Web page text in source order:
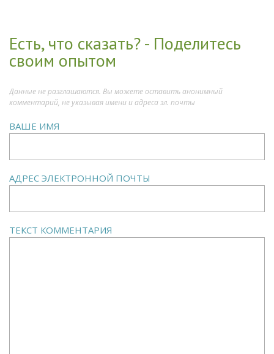
Есть, что сказать? - Поделитесь
своим опытом
Данные не разглашаются. Вы можете оставить анонимный
комментарий, не указывая имени и адреса эл. почты
ВАШЕ ИМЯ
АДРЕС ЭЛЕКТРОННОЙ ПОЧТЫ
ТЕКСТ КОММЕНТАРИЯ